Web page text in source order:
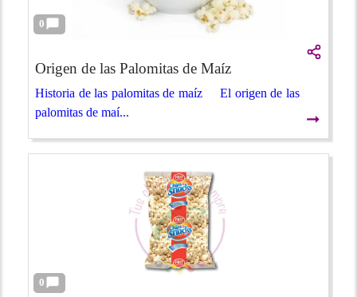
0
Origen de las Palomitas de Maíz
Historia de las palomitas de maíz El origen de las
palomitas de maí...
➞
0